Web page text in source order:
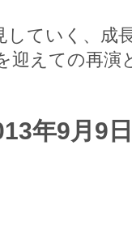
していく、成
迎えての再演
年9月9